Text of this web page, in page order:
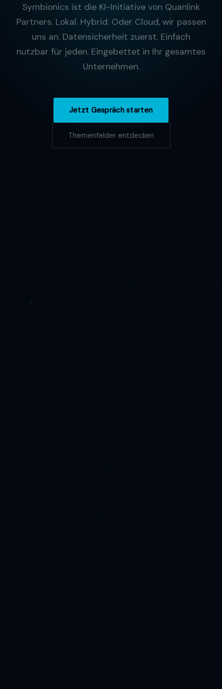
Symbionics ist die KI-Initiative von Quanlink
Partners. Lokal. Hybrid. Oder Cloud, wir passen
uns an. Datensicherheit zuerst. Einfach
nutzbar für jeden. Eingebettet in Ihr gesamtes
Unternehmen.
Jetzt Gespräch starten
Themenfelder entdecken